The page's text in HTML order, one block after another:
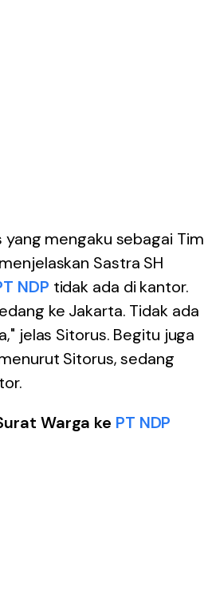
mengaku sebagai Tim
Sastra SH
NDP tidak ada di kantor.
ke Jakarta. Tidak ada
jelas Sitorus. Begitu juga
Sitorus, sedang
Warga ke PT NDP